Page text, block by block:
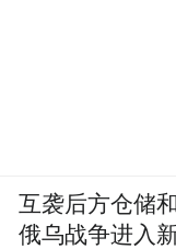
互袭后方仓储
俄乌战争进入